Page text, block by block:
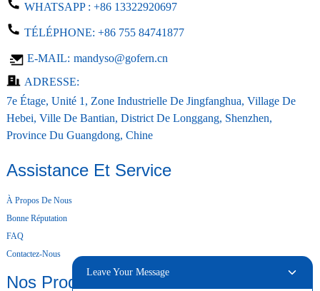
WHATSAPP : +86 13322920697
TÉLÉPHONE: +86 755 84741877
E-MAIL: mandyso@gofern.cn
ADRESSE:
7e Étage, Unité 1, Zone Industrielle De Jingfanghua, Village De
Hebei, Ville De Bantian, District De Longgang, Shenzhen,
Province Du Guangdong, Chine
Assistance Et Service
À Propos De Nous
Bonne Réputation
FAQ
Contactez-Nous
Nos Produits
Leave Your Message